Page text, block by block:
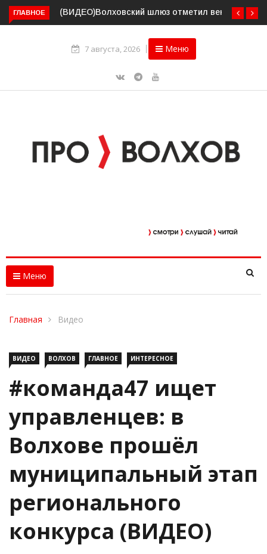
ГЛАВНОЕ Волховский шлюз отметил вековой юбилей
7 августа, 2026 Меню
Меню
Главная Видео
ВИДЕО ВОЛХОВ ГЛАВНОЕ ИНТЕРЕСНОЕ
#команда47 ищет
управленцев: в
Волхове прошёл
муниципальный этап
регионального
конкурса (ВИДЕО)